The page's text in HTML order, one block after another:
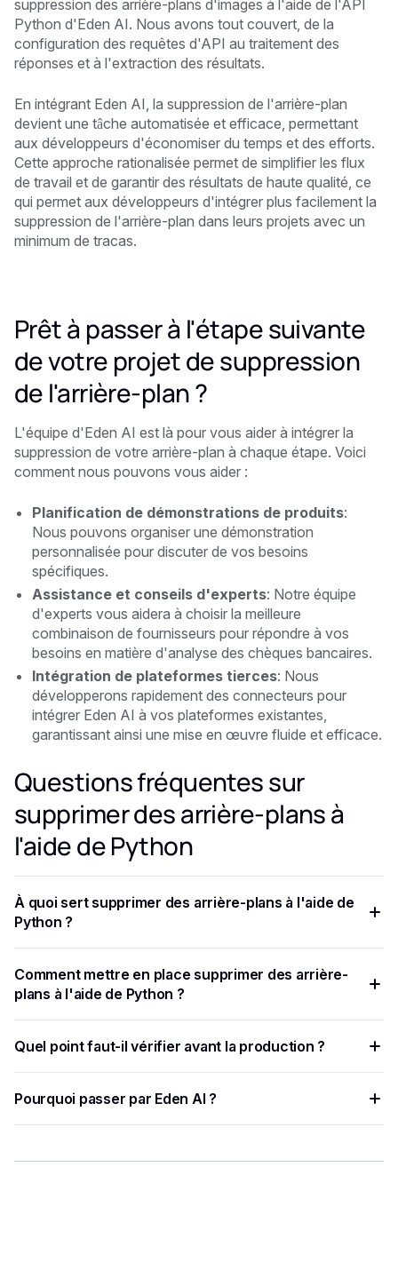
suppression des arrière-plans d'images à l'aide de l'API
Python d'Eden AI. Nous avons tout couvert, de la
configuration des requêtes d'API au traitement des
réponses et à l'extraction des résultats.
En intégrant Eden AI, la suppression de l'arrière-plan
devient une tâche automatisée et efficace, permettant
aux développeurs d'économiser du temps et des efforts.
Cette approche rationalisée permet de simplifier les flux
de travail et de garantir des résultats de haute qualité, ce
qui permet aux développeurs d'intégrer plus facilement la
suppression de l'arrière-plan dans leurs projets avec un
minimum de tracas.
Prêt à passer à l'étape suivante
de votre projet de suppression
de l'arrière-plan ?
L'équipe d'Eden AI est là pour vous aider à intégrer la
suppression de votre arrière-plan à chaque étape. Voici
comment nous pouvons vous aider :
Planification de démonstrations de produits:
Nous pouvons organiser une démonstration
personnalisée pour discuter de vos besoins
spécifiques.
Assistance et conseils d'experts: Notre équipe
d'experts vous aidera à choisir la meilleure
combinaison de fournisseurs pour répondre à vos
besoins en matière d'analyse des chèques bancaires.
Intégration de plateformes tierces: Nous
développerons rapidement des connecteurs pour
intégrer Eden AI à vos plateformes existantes,
garantissant ainsi une mise en œuvre fluide et efficace.
Questions fréquentes sur
supprimer des arrière-plans à
l'aide de Python
À quoi sert supprimer des arrière-plans à l'aide de
Python ?
qui détecte et isole automatiquement le sujet principal d'une
image, en supprimant l'arrière-plan avec une grande
précision.
Comment mettre en place supprimer des arrière-
plans à l'aide de Python ?
Eden AI pour supprimer des arrière-plans sans effort.
Quel point faut-il vérifier avant la production ?
d'apprentissage automatique, ces API analysent les images
pour séparer les objets de leur environnement, ce qui
Pourquoi passer par Eden AI ?
tests et limite les intégrations à maintenir.